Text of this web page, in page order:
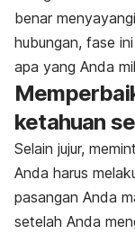
benar
hubungan, fase
apa yang Anda
ketahuan
Selain jujur,
Anda harus
pasangan Anda
setelah Anda